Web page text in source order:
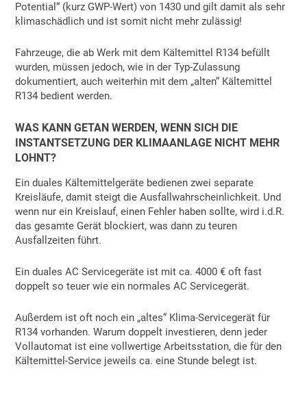
Potential“ (kurz GWP-Wert) von 1430 und gilt damit als sehr
klimaschädlich und ist somit nicht mehr zulässig!
Fahrzeuge, die ab Werk mit dem Kältemittel R134 befüllt
wurden, müssen jedoch, wie in der Typ-Zulassung
dokumentiert, auch weiterhin mit dem „alten“ Kältemittel
R134 bedient werden.
WAS KANN GETAN WERDEN, WENN SICH DIE
INSTANTSETZUNG DER KLIMAANLAGE NICHT MEHR
LOHNT?
Ein duales Kältemittelgeräte bedienen zwei separate
Kreisläufe, damit steigt die Ausfallwahrscheinlichkeit. Und
wenn nur ein Kreislauf, einen Fehler haben sollte, wird i.d.R.
das gesamte Gerät blockiert, was dann zu teuren
Ausfallzeiten führt.
Ein duales AC Servicegeräte ist mit ca. 4000 € oft fast
doppelt so teuer wie ein normales AC Servicegerät.
Außerdem ist oft noch ein „altes“ Klima-Servicegerät für
R134 vorhanden. Warum doppelt investieren, denn jeder
Vollautomat ist eine vollwertige Arbeitsstation, die für den
Kältemittel-Service jeweils ca. eine Stunde belegt ist.